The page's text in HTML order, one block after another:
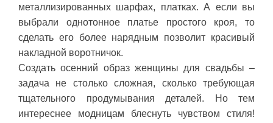
металлизированных шарфах, платках. А если вы
выбрали однотонное платье простого кроя, то
сделать его более нарядным позволит красивый
накладной воротничок.
Создать осенний образ женщины для свадьбы –
задача не столько сложная, сколько требующая
тщательного продумывания деталей. Но тем
интереснее модницам блеснуть чувством стиля!